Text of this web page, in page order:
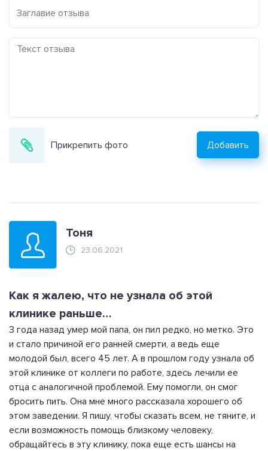
Прикрепить фото Добавить
Тоня
23.06.2021
Как я жалею, что не узнала об этой
клинике раньше…
3 года назад умер мой папа, он пил редко, но метко. Это
и стало причиной его ранней смерти, а ведь еще
молодой был, всего 45 лет. А в прошлом году узнала об
этой клинике от коллеги по работе, здесь лечили ее
отца с аналогичной проблемой. Ему помогли, он смог
бросить пить. Она мне много рассказала хорошего об
этом заведении. Я пишу, чтобы сказать всем, не тяните, и
если возможность помощь близкому человеку,
обращайтесь в эту клинику, пока еще есть шансы на